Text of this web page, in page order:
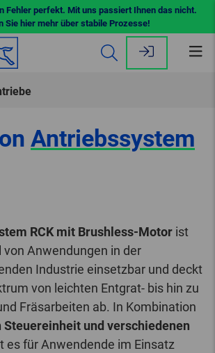
Fehler perfekt. Mit uns passiert Ihnen das nicht.
Sie hier mehr über stabile Prozesse!
Antriebssystem
RCK mit Brushless-Motor ist
von Anwendungen in der
Industrie einsetzbar und deckt
von leichten Entgrat- bis hin zu
Fräsarbeiten ab. In Kombination
Steuereinheit und verschiedenen
es für Anwendende im Einsatz